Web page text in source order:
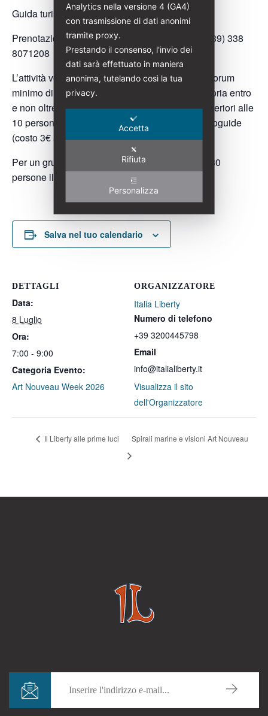
Guida turistica abilitata: Tommaso Giorgi
Prenotazioni:tommasogiorgi@italialiberty.it
| (+39) 338
8071208
L’attività verrà svolta al raggiungimento di un quorum
minimo di 8 partecipanti. Prenotazione obbligatoria entro
e non oltre il 5 luglio 2026. In caso di gruppi superiori alle
10 persone sarà obbligatorio l’utilizzo delle radioguide
(costo 3€ a persona)
Per un gruppo chiuso precostituito di massimo 30
persone il costo del tour complessivo è di 160€
Salva nel tuo calendario
DETTAGLI
Data:
8 Luglio
Ora:
7:00 - 9:00
Categoria Evento:
Art Nouveau Week 2026
ORGANIZZATORE
Italia Liberty
Numero di telefono
+39 3200445798
Email
info@italialiberty.it
Visualizza il sito
dell'Organizzatore
Il Liberty alle prime luci Spirali marine e visioni Art Nouveau
Analytics nella versione 4 (GA4)
con trasmissione di dati anonimi
tramite proxy.
Prestando il consenso, l'invio dei
dati sarà effettuato in maniera
anonima, tutelando così la tua
privacy.
Accetta
Rifiuta
Personalizza